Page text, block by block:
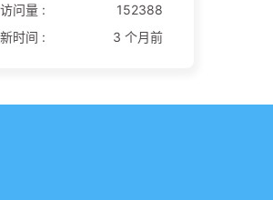
问量 :
152388
时间 :
3 个月前